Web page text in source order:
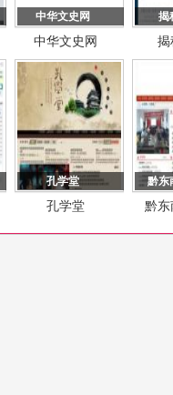
中华文史网
中华文史网
揭
揭
孔学堂
孔学堂
黔东
黔东